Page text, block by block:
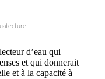
d’eau qui
et qui donnerait
et à la capacité à